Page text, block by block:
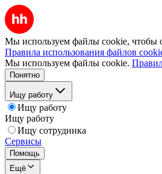
Мы используем файлы cookie, чтобы
Правила использования файлов
Мы используем файлы cookie.
Понятно
Ищу работу
Ищу работу
Ищу работу
Ищу сотрудника
Сервисы
Помощь
Ещё